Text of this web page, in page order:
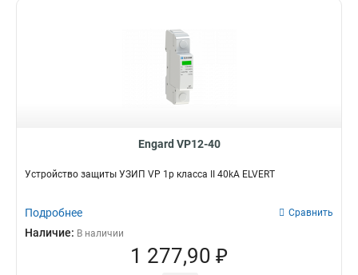
Engard VP12-40
Устройство защиты УЗИП VP 1p класса II 40kA ELVERT
Подробнее Сравнить
Наличие: В наличии
1 277,90 ₽